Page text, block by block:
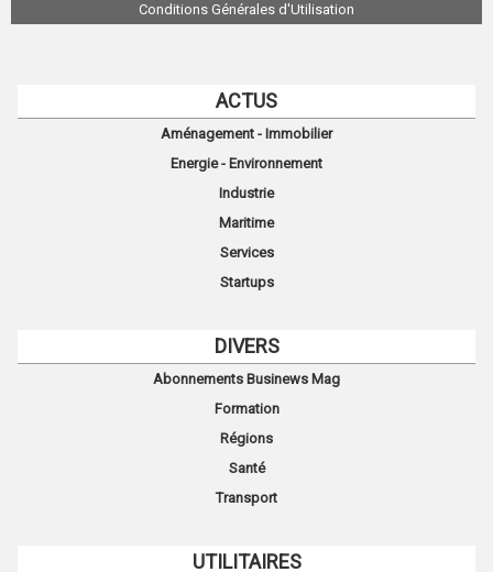
Conditions Générales d'Utilisation
ACTUS
Aménagement - Immobilier
Energie - Environnement
Industrie
Maritime
Services
Startups
DIVERS
Abonnements Businews Mag
Formation
Régions
Santé
Transport
UTILITAIRES